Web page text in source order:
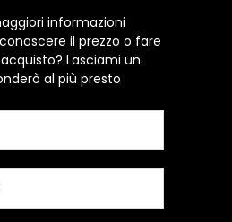
informazioni
il prezzo o fare
Lasciami un
al più presto